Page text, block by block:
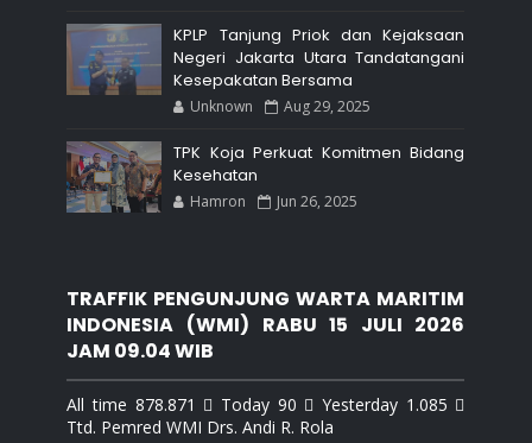
KPLP Tanjung Priok dan Kejaksaan
Negeri Jakarta Utara Tandatangani
Kesepakatan Bersama
Unknown Aug 29, 2025
TPK Koja Perkuat Komitmen Bidang
Kesehatan
Hamron Jun 26, 2025
TRAFFIK PENGUNJUNG WARTA MARITIM
INDONESIA (WMI) RABU 15 JULI 2026
JAM 09.04 WIB
All time 878.871  Today 90  Yesterday 1.085 
Ttd. Pemred WMI Drs. Andi R. Rola